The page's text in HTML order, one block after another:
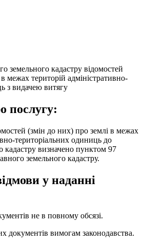
земельного кадастру відомостей
межах територій адміністративно-
з видачею витягу
послугу:
(змін до них) про землі в межах
територіальних одиниць до
кадастру визначено пунктом 97
земельного кадастру.
у наданні
не в повному обсязі.
документів вимогам законодавства.